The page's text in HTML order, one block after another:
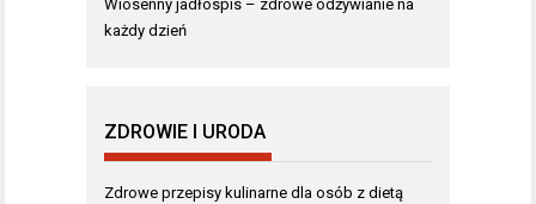
Wiosenny jadłospis – zdrowe odżywianie na
każdy dzień
ZDROWIE I URODA
Zdrowe przepisy kulinarne dla osób z dietą